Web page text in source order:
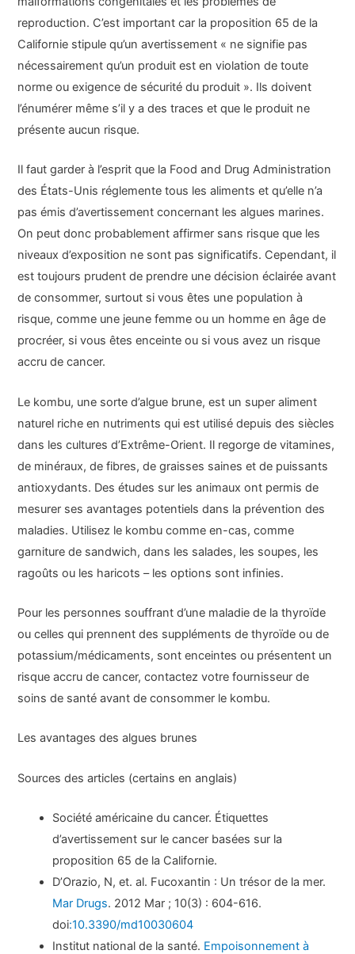
reproduction. C’est important car la proposition 65 de la
Californie stipule qu’un avertissement « ne signifie pas
nécessairement qu’un produit est en violation de toute
norme ou exigence de sécurité du produit ». Ils doivent
l’énumérer même s’il y a des traces et que le produit ne
présente aucun risque.
Il faut garder à l’esprit que la Food and Drug Administration
des États-Unis réglemente tous les aliments et qu’elle n’a
pas émis d’avertissement concernant les algues marines.
On peut donc probablement affirmer sans risque que les
niveaux d’exposition ne sont pas significatifs. Cependant, il
est toujours prudent de prendre une décision éclairée avant
de consommer, surtout si vous êtes une population à
risque, comme une jeune femme ou un homme en âge de
procréer, si vous êtes enceinte ou si vous avez un risque
accru de cancer.
Le kombu, une sorte d’algue brune, est un super aliment
naturel riche en nutriments qui est utilisé depuis des siècles
dans les cultures d’Extrême-Orient. Il regorge de vitamines,
de minéraux, de fibres, de graisses saines et de puissants
antioxydants. Des études sur les animaux ont permis de
mesurer ses avantages potentiels dans la prévention des
maladies. Utilisez le kombu comme en-cas, comme
garniture de sandwich, dans les salades, les soupes, les
ragoûts ou les haricots – les options sont infinies.
Pour les personnes souffrant d’une maladie de la thyroïde
ou celles qui prennent des suppléments de thyroïde ou de
potassium/médicaments, sont enceintes ou présentent un
risque accru de cancer, contactez votre fournisseur de
soins de santé avant de consommer le kombu.
Les avantages des algues brunes
Sources des articles (certains en anglais)
Société américaine du cancer. Étiquettes
d’avertissement sur le cancer basées sur la
proposition 65 de la Californie.
D’Orazio, N, et. al. Fucoxantin : Un trésor de la mer.
Mar Drugs. 2012 Mar ; 10(3) : 604-616.
doi:10.3390/md10030604
Institut national de la santé. Empoisonnement à